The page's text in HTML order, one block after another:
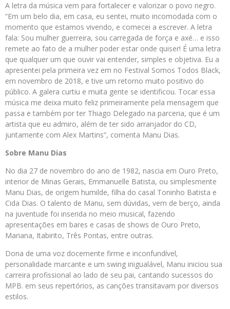
A letra da música vem para fortalecer e valorizar o povo negro.
“Em um belo dia, em casa, eu sentei, muito incomodada com o
momento que estamos vivendo, e comecei a escrever. A letra
fala: Sou mulher guerreira, sou carregada de força e axé… e isso
remete ao fato de a mulher poder estar onde quiser! É uma letra
que qualquer um que ouvir vai entender, simples e objetiva. Eu a
apresentei pela primeira vez em no Festival Somos Todos Black,
em novembro de 2018, e tive um retorno muito positivo do
público. A galera curtiu e muita gente se identificou. Tocar essa
música me deixa muito feliz primeiramente pela mensagem que
passa e também por ter Thiago Delegado na parceria, que é um
artista que eu admiro, além de ter sido arranjador do CD,
juntamente com Alex Martins”, comenta Manu Dias.
Sobre Manu Dias
No dia 27 de novembro do ano de 1982, nascia em Ouro Preto,
interior de Minas Gerais, Emmanuelle Batista, ou simplesmente
Manu Dias, de origem humilde, filha do casal Toninho Batista e
Cida Dias. O talento de Manu, sem dúvidas, vem de berço, ainda
na juventude foi inserida no meio musical, fazendo
apresentações em bares e casas de shows de Ouro Preto,
Mariana, Itabirito, Três Pontas, entre outras.
Dona de uma voz docemente firme e inconfundível,
personalidade marcante e um swing inigualável, Manu iniciou sua
carreira profissional ao lado de seu pai, cantando sucessos do
MPB. em seus repertórios, as canções transitavam por diversos
estilos.